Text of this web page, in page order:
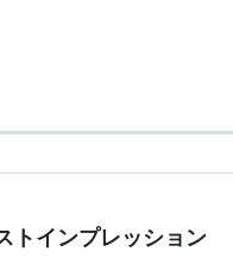
トインプレッション